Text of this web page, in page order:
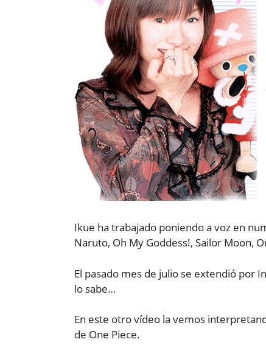
Ikue ha trabajado poniendo a voz en
Naruto, Oh My Goddess!, Sailor Moon,
El pasado mes de julio se extendió por
lo sabe…
En este otro vídeo la vemos
de One Piece.